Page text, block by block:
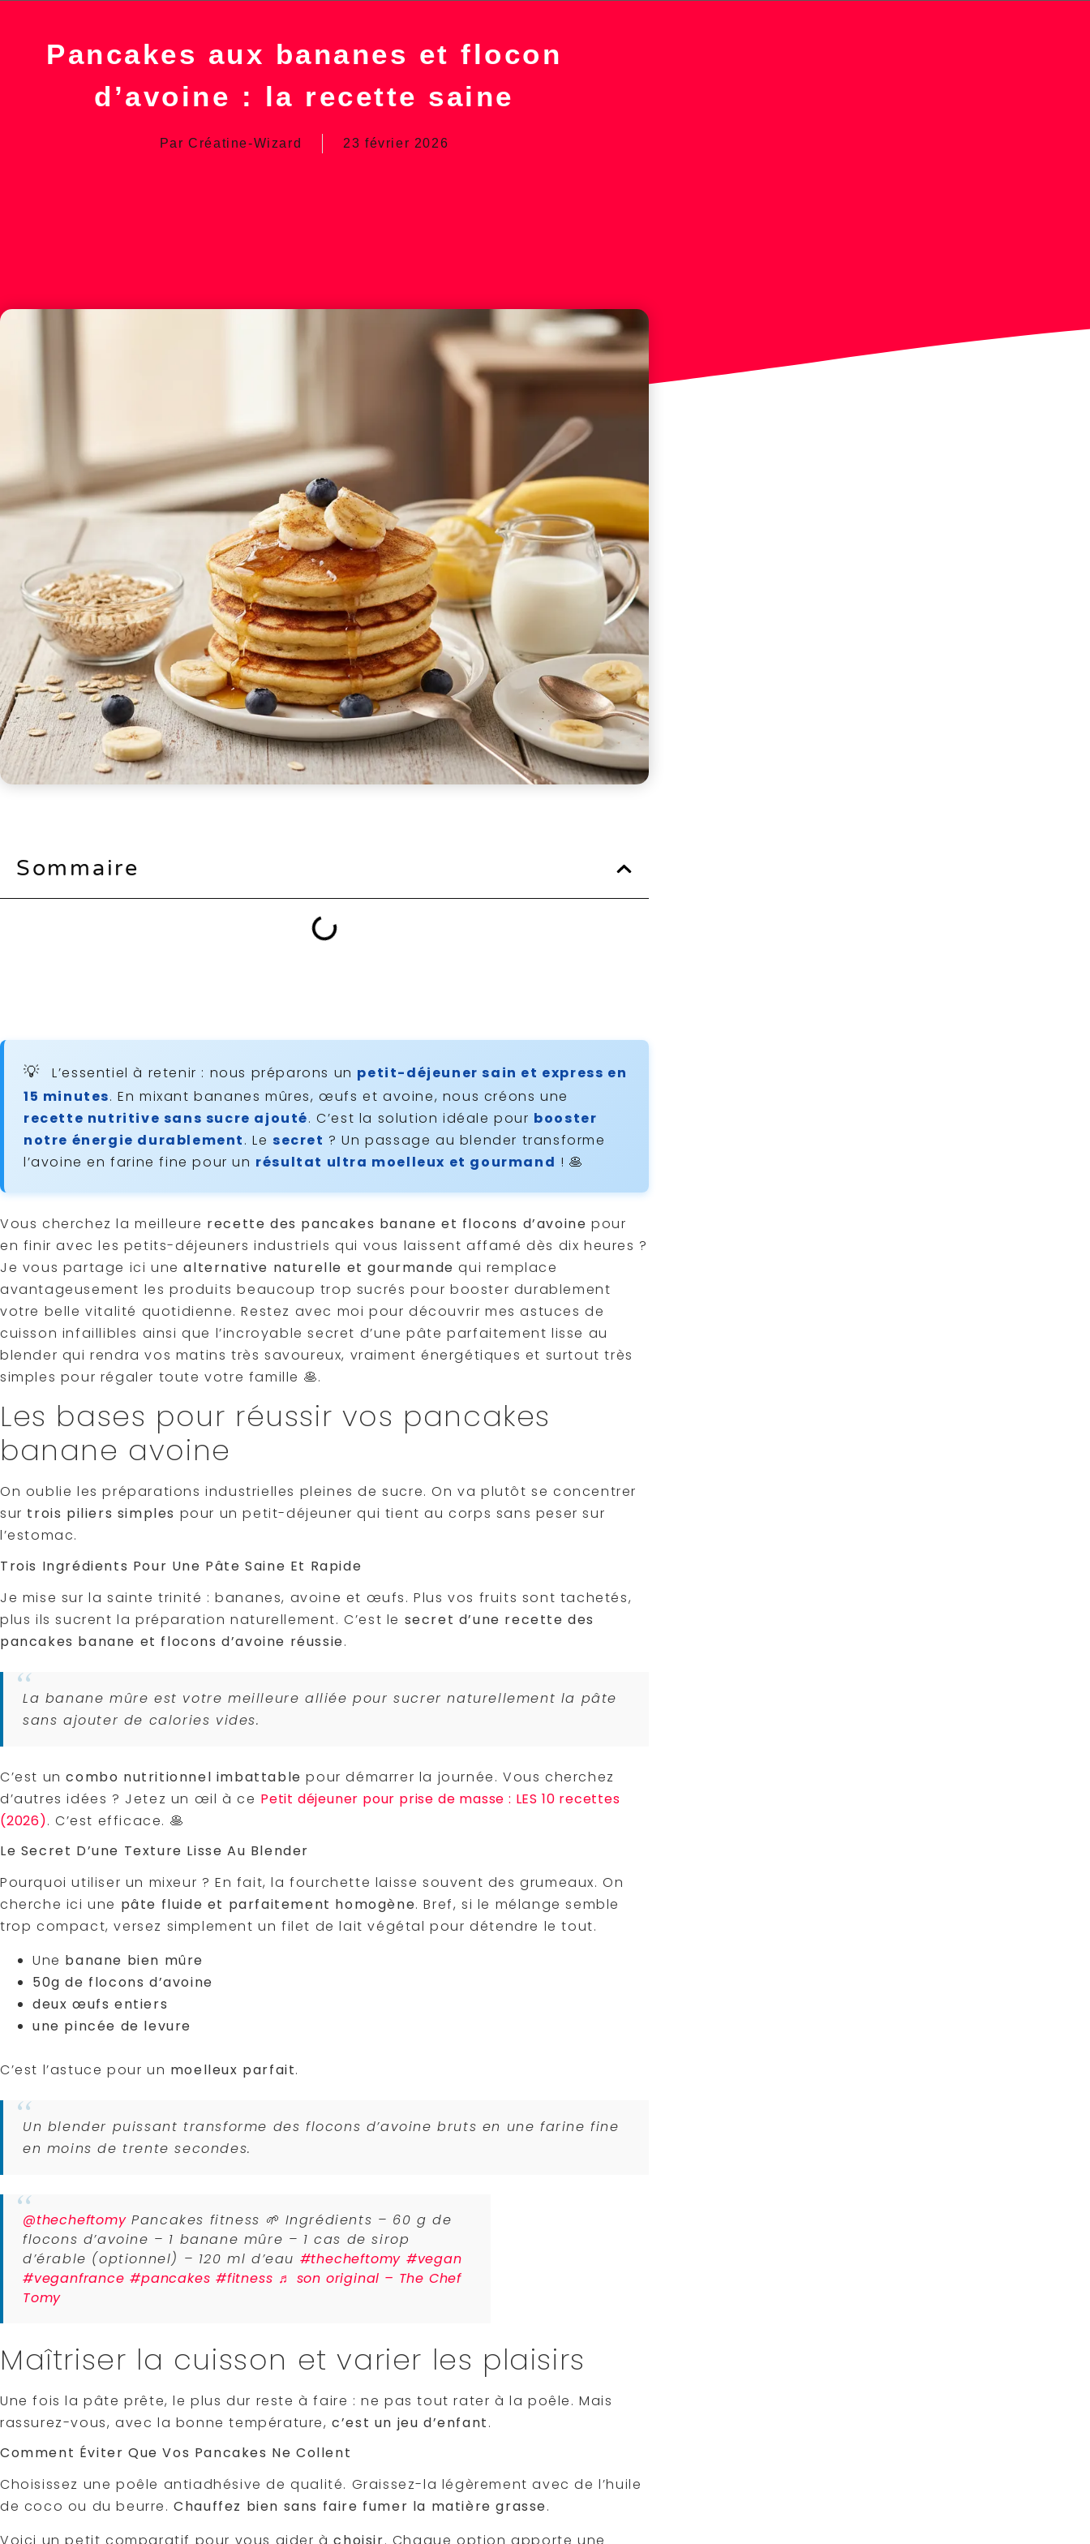
Pancakes aux bananes et flocon
d’avoine : la recette saine
Par Créatine-Wizard 23 février 2026
Sommaire
L’essentiel à retenir : nous préparons un petit-déjeuner sain et express en
15 minutes. En mixant bananes mûres, œufs et avoine, nous créons une
recette nutritive sans sucre ajouté. C’est la solution idéale pour booster
notre énergie durablement. Lesecret ? Un passage au blender transforme
l’avoine en farine fine pour un résultat ultra moelleux et gourmand ! 🥞
Vous cherchez la meilleure recette des pancakes banane et flocons d’avoine pour
en finir avec les petits-déjeuners industriels qui vous laissent affamé dès dix heures ?
Je vous partage ici unealternative naturelle et gourmande qui remplace
avantageusement les produits beaucoup trop sucrés pour booster durablement
votre belle vitalité quotidienne. Restez avec moi pour découvrir mes astuces de
cuisson infaillibles ainsi que l’incroyable secret d’une pâte parfaitement lisse au
blender qui rendra vos matins très savoureux, vraiment énergétiques et surtout très
simples pour régaler toute votre famille 🥞.
Les bases pour réussir vos pancakes
banane avoine
On oublie les préparations industrielles pleines de sucre. On va plutôt se concentrer
sur trois piliers simples pour un petit-déjeuner qui tient au corps sans peser sur
l’estomac.
Trois Ingrédients Pour Une Pâte Saine Et Rapide
Je mise sur la sainte trinité : bananes, avoine et œufs. Plus vos fruits sont tachetés,
plus ils sucrent la préparation naturellement. C’est le secret d’une recette des
pancakes banane et flocons d’avoine réussie.
La banane mûre est votre meilleure alliée pour sucrer naturellement la pâte
sans ajouter de calories vides.
C’est uncombo nutritionnel imbattable pour démarrer la journée. Vous cherchez
d’autres idées ? Jetez un œil à ce Petit déjeuner pour prise de masse : LES 10 recettes
(2026). C’est efficace. 🥞
Le Secret D’une Texture Lisse Au Blender
Pourquoi utiliser un mixeur ? En fait, la fourchette laisse souvent des grumeaux. On
cherche ici une pâte fluide et parfaitement homogène. Bref, si le mélange semble
trop compact, versez simplement un filet de lait végétal pour détendre le tout.
Une banane bien mûre
50g de flocons d’avoine
deux œufs entiers
une pincée de levure
C’est l’astuce pour un moelleux parfait.
Un blender puissant transforme des flocons d’avoine bruts en une farine fine
en moins de trente secondes.
@thecheftomyPancakes fitness 🌱 Ingrédients – 60 g de
flocons d’avoine – 1 banane mûre – 1 cas de sirop
d’érable (optionnel) – 120 ml d’eau #thecheftomy #vegan
#veganfrance #pancakes #fitness ♬ son original – The Chef
Tomy
Maîtriser la cuisson et varier les plaisirs
Une fois la pâte prête, le plus dur reste à faire : ne pas tout rater à la poêle. Mais
rassurez-vous, avec la bonne température,c’est un jeu d’enfant.
Comment Éviter Que Vos Pancakes Ne Collent
Choisissez une poêle antiadhésive de qualité. Graissez-la légèrement avec de l’huile
de coco ou du beurre.Chauffez bien sans faire fumer la matière grasse.
Voici un petit comparatif pour vous aider àchoisir. Chaque option apporte une